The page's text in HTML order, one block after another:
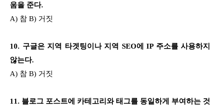
움을 준다.
A) 참 B) 거짓
10. 구글은 지역 타겟팅이나 지역 SEO에 IP 주소를 사용하지
않는다.
A) 참 B) 거짓
11. 블로그 포스트에 카테고리와 태그를 동일하게 부여하는 것